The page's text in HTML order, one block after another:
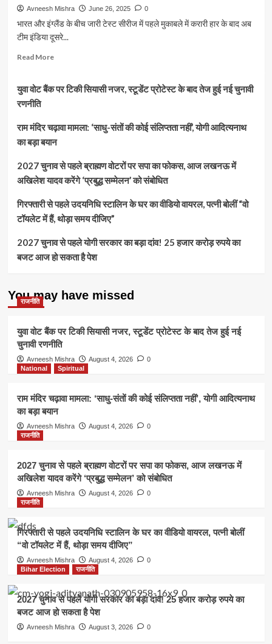
Avneesh Mishra June 26, 2025 0
भारत और इंग्लैंड के बीच जारी टेस्ट सीरीज में पहले मुकाबले में करारी हार के बाद अब
टीम इंडिया दूसरे...
Read MoreRead
IND
दूसरे
टेस्ट
से
पहले
टीम
इंडिया
बड़े
बदलाव
शार्दुल,
करुण,
प्रसिद्ध
कुलदीप,
जुरेल
की
एंट्री
तय
युवा वोट बैंक पर टिकी सियासी नजर, स्टूडेंट प्रोटेस्ट के बाद तेज हुई नई चुनावी
रणनीति
राम मंदिर चढ़ावा मामला: ‘साधु-संतों की कोई संलिप्तता नहीं’, योगी आदित्यनाथ
का बड़ा बयान
2027 चुनाव से पहले ब्राह्मण वोटरों पर सपा का फोकस, आज लखनऊ में
अखिलेश यादव करेंगे ‘प्रबुद्ध सम्मेलन’ को संबोधित
गिरफ्तारी से पहले उदयनिधि स्टालिन के घर का वीडियो वायरल, पत्नी बोलीं “वो
टॉयलेट में हैं, थोड़ा समय दीजिए”
2027 चुनाव से पहले योगी सरकार का बड़ा दांव! 25 हजार करोड़ रुपये का
बजट आज हो सकता है पेश
You may have missed
राजनीति
युवा वोट बैंक पर टिकी सियासी नजर, स्टूडेंट प्रोटेस्ट के बाद तेज हुई नई
चुनावी रणनीति
Avneesh Mishra August 4, 2026
0
National
Spiritual
राम मंदिर चढ़ावा मामला: ‘साधु-संतों की कोई संलिप्तता नहीं’, योगी आदित्यनाथ
का बड़ा बयान
Avneesh Mishra August 4, 2026
0
राजनीति
2027 चुनाव से पहले ब्राह्मण वोटरों पर सपा का फोकस, आज लखनऊ में
अखिलेश यादव करेंगे ‘प्रबुद्ध सम्मेलन’ को संबोधित
Avneesh Mishra August 4, 2026
0
राजनीति
गिरफ्तारी से पहले उदयनिधि स्टालिन के घर का वीडियो वायरल, पत्नी बोलीं
“वो टॉयलेट में हैं, थोड़ा समय दीजिए”
Avneesh Mishra August 4, 2026
0
Bihar Election
राजनीति
2027 चुनाव से पहले योगी सरकार का बड़ा दांव! 25 हजार करोड़ रुपये का
बजट आज हो सकता है पेश
Avneesh Mishra August 3, 2026 0